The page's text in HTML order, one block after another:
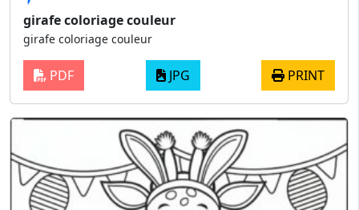
girafe coloriage couleur
girafe coloriage couleur
PDF JPG PRINT